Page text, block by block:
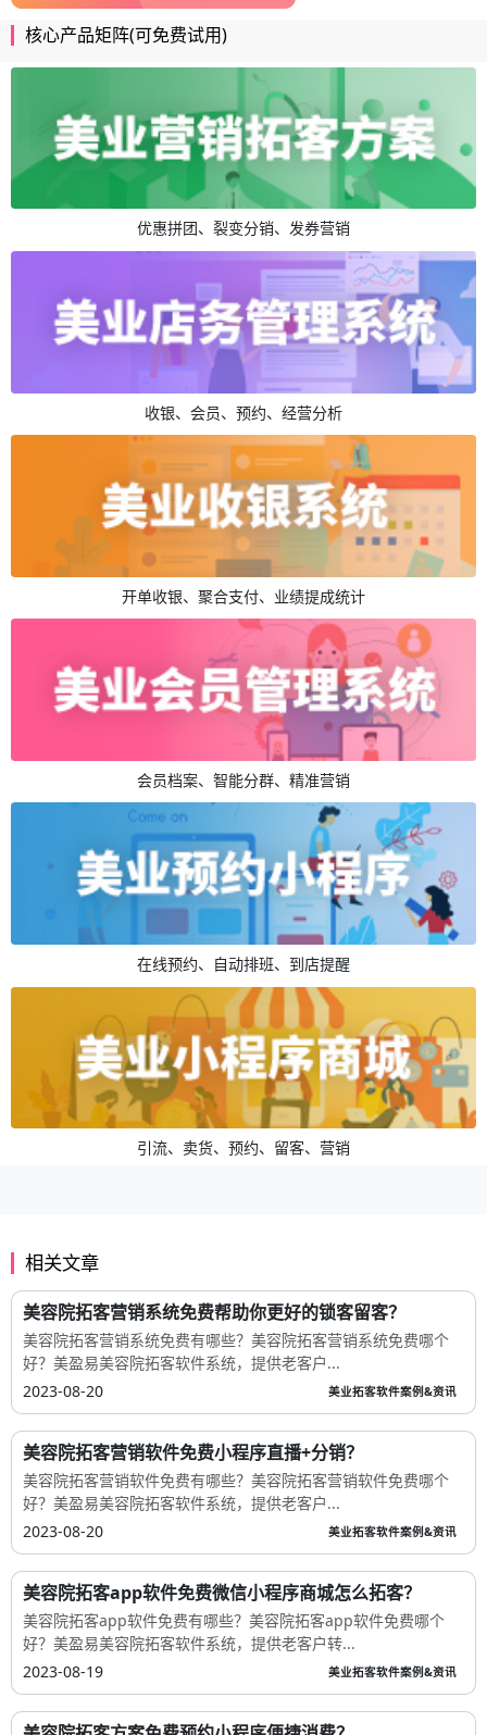
核心产品矩阵(可免费试用)
优惠拼团、裂变分销、发券营销
收银、会员、预约、经营分析
开单收银、聚合支付、业绩提成统计
会员档案、智能分群、精准营销
在线预约、自动排班、到店提醒
引流、卖货、预约、留客、营销
相关文章
美容院拓客营销系统免费帮助你更好的锁客留客？
美容院拓客营销系统免费有哪些？美容院拓客营销系统免费哪个
好？美盈易美容院拓客软件系统，提供老客户...
2023-08-20
美业拓客软件案例&资讯
美容院拓客营销软件免费小程序直播+分销？
美容院拓客营销软件免费有哪些？美容院拓客营销软件免费哪个
好？美盈易美容院拓客软件系统，提供老客户...
2023-08-20
美业拓客软件案例&资讯
美容院拓客app软件免费微信小程序商城怎么拓客？
美容院拓客app软件免费有哪些？美容院拓客app软件免费哪个
好？美盈易美容院拓客软件系统，提供老客户转...
2023-08-19
美业拓客软件案例&资讯